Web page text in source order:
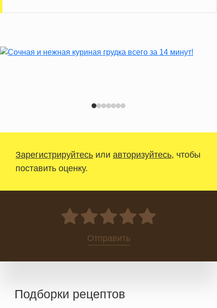
Зарегистрируйтесь или авторизуйтесь, чтобы
поставить оценку.
0
Отправить
Подборки рецептов